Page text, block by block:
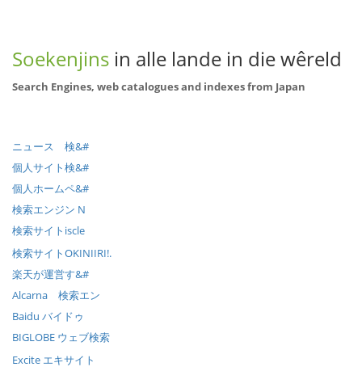
Soekenjins in alle lande in die wêreld
Search Engines, web catalogues and indexes from Japan
ニュース 検&#
個人サイト検&#
個人ホームペ&#
検索エンジン N
検索サイトiscle
検索サイトOKINIIRI!.
楽天が運営す&#
Alcarna 検索エン
Baidu バイドゥ
BIGLOBE ウェブ検索
Excite エキサイト